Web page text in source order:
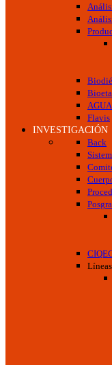
Flavis
INVESTIGACIÓN
Back